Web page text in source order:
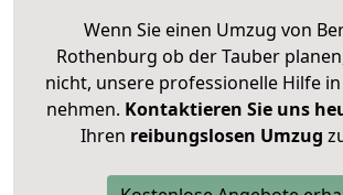
Wenn Sie einen Umzug von
Rothenburg ob der Tauber
nicht, unsere professionelle Hilfe
nehmen. Kontaktieren Sie uns
Ihren reibungslosen Umzug